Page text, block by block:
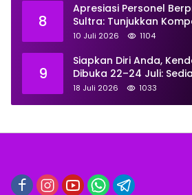
8
Apresiasi Personel
Sultra: Tunjukkan
untuk Masyarakat
10 Juli 2026 1104
9
Siapkan Diri Anda,
Dibuka 22–24 Juli:
Lowongan dari 30
18 Juli 2026 1033